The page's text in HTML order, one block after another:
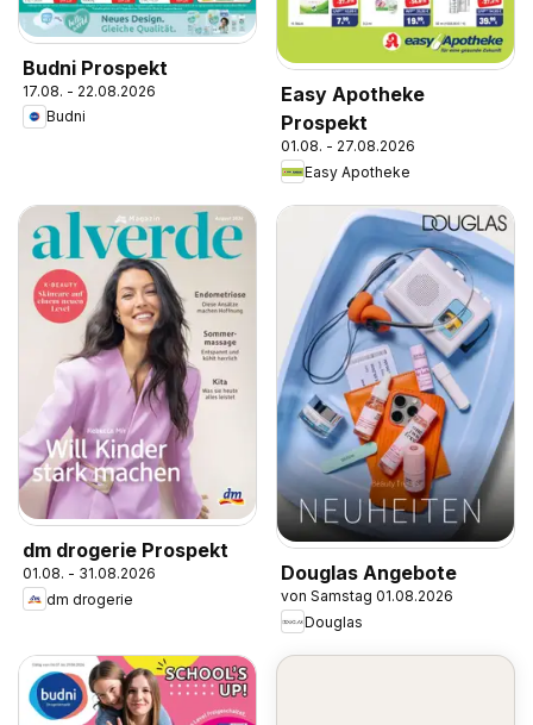
Budni Prospekt
17.08. - 22.08.2026
Budni
Easy Apotheke
Prospekt
01.08. - 27.08.2026
Easy Apotheke
dm drogerie Prospekt
01.08. - 31.08.2026
dm drogerie
Douglas Angebote
von Samstag 01.08.2026
Douglas